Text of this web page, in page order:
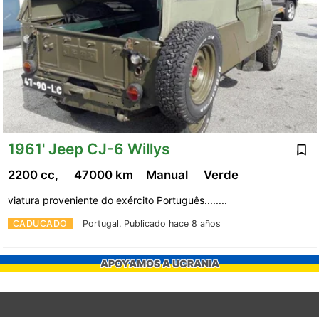
1961' Jeep CJ-6 Willys
CADUCADO Portugal. Publicado hace 8 años
2200 cc, 47000 km Manual Verde
viatura proveniente do exército Português........
APOYAMOS A UCRANIA